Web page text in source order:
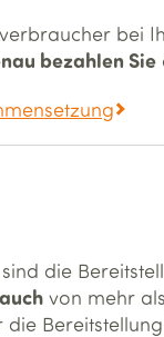
bei
bezahlen Sie
die
von mehr als
die